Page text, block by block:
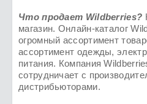
Что продает Wildberries?
магазин. Онлайн-каталог
огромный ассортимент
ассортимент одежды,
питания. Компания
сотрудничает с
дистрибьюторами.